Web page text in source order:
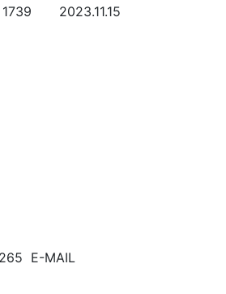
1739 2023.11.15
E-MAIL